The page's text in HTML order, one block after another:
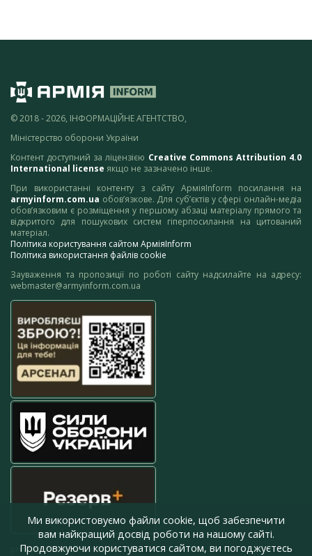
© 2018 - 2026, ІНФОРМАЦІЙНЕ АГЕНТСТВО,
Міністерство оборони України
Контент доступний за ліцензією Creative Commons Attribution 4.0
International license якщо не зазначено інше.
При використанні контенту з сайту АрміяInform посилання на
armyinform.com.ua обов’язкове. Для суб’єктів у сфері онлайн-медіа
обов’язковим є розміщення у першому абзаці матеріалу прямого та
відкритого для пошукових систем гіперпосилання на цитований
матеріал.
Політика користування сайтом АрміяInform
Політика використання файлів cookie
Зауваження та пропозиції по роботі сайту надсилайте на адресу:
webmaster@armyinform.com.ua
press@armyinform.com.ua
Ми використовуємо файли cookie, щоб забезпечити
вам найкращий досвід роботи на нашому сайті.
Продовжуючи користуватися сайтом, ви погоджуєтесь